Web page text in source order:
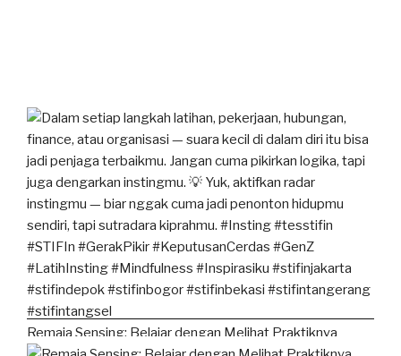
Remaja Sensing: Belajar dengan Melihat Praktiknya